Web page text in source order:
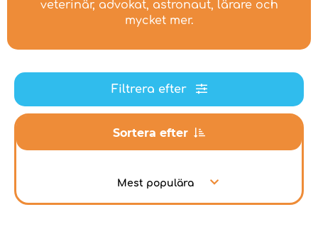
veterinär, advokat, astronaut, lärare och
mycket mer.
Filtrera efter
Sortera efter
Mest populära